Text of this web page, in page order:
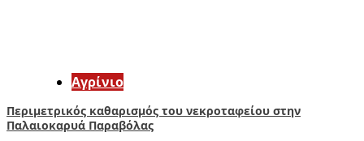
Aγρίνιο
Περιμετρικός καθαρισμός του νεκροταφείου στην
Παλαιοκαρυά Παραβόλας